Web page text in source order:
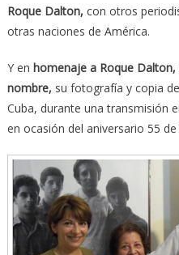
Roque Dalton, con otros
otras naciones de América.
Y en homenaje a Roque
nombre, su fotografía y copia
Cuba, durante una transmisión
en ocasión del aniversario 55